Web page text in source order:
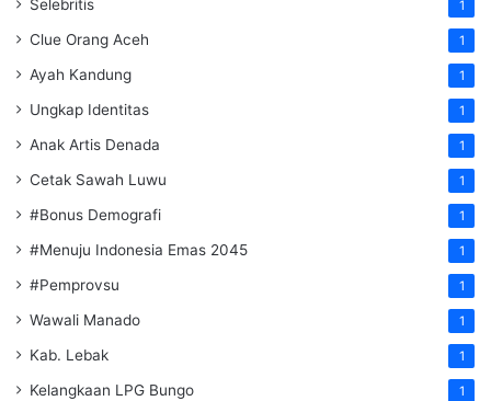
Selebritis 1
Clue Orang Aceh 1
Ayah Kandung 1
Ungkap Identitas 1
Anak Artis Denada 1
Cetak Sawah Luwu 1
#Bonus Demografi 1
#Menuju Indonesia Emas 2045 1
#Pemprovsu 1
Wawali Manado 1
Kab. Lebak 1
Kelangkaan LPG Bungo 1